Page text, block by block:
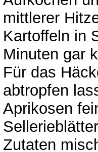
mittlerer
Kartoffeln in
Minuten gar
Für das
abtropfen
Aprikosen
Zutaten